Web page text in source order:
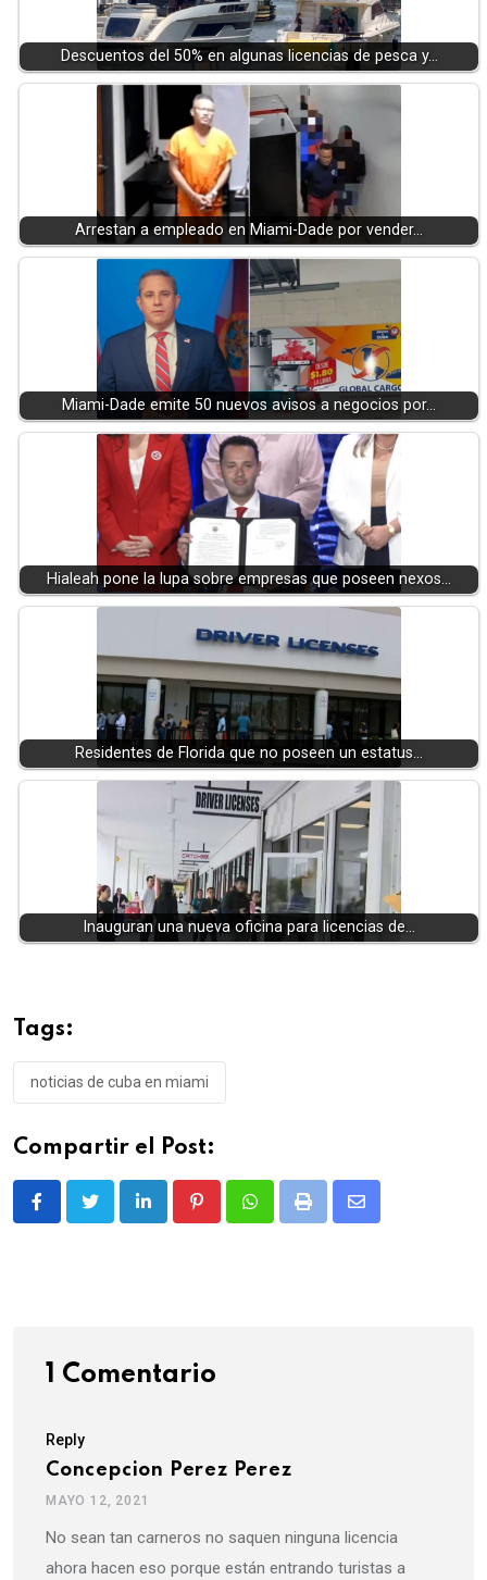
Descuentos del 50% en algunas licencias de pesca y…
Arrestan a empleado en Miami-Dade por vender…
Miami-Dade emite 50 nuevos avisos a negocios por…
Hialeah pone la lupa sobre empresas que poseen nexos…
Residentes de Florida que no poseen un estatus…
Inauguran una nueva oficina para licencias de…
Tags:
noticias de cuba en miami
Compartir el Post:
LinkedIn PinterestWhatsappPrint
Share
1 Comentario
Reply
Concepcion Perez Perez
MAYO 12, 2021
No sean tan carneros no saquen ninguna licencia
ahora hacen eso porque están entrando turistas a